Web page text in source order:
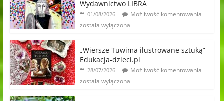
Wydawnictwo LIBRA
01/08/2026
Możliwość komentowania
została wyłączona
„Wiersze Tuwima ilustrowane sztuką”
Edukacja-dzieci.pl
28/07/2026
Możliwość komentowania
została wyłączona